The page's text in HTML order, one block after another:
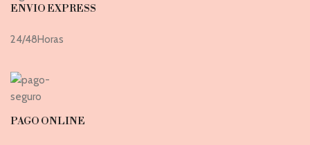
ENVIO EXPRESS
24/48Horas
PAGO ONLINE